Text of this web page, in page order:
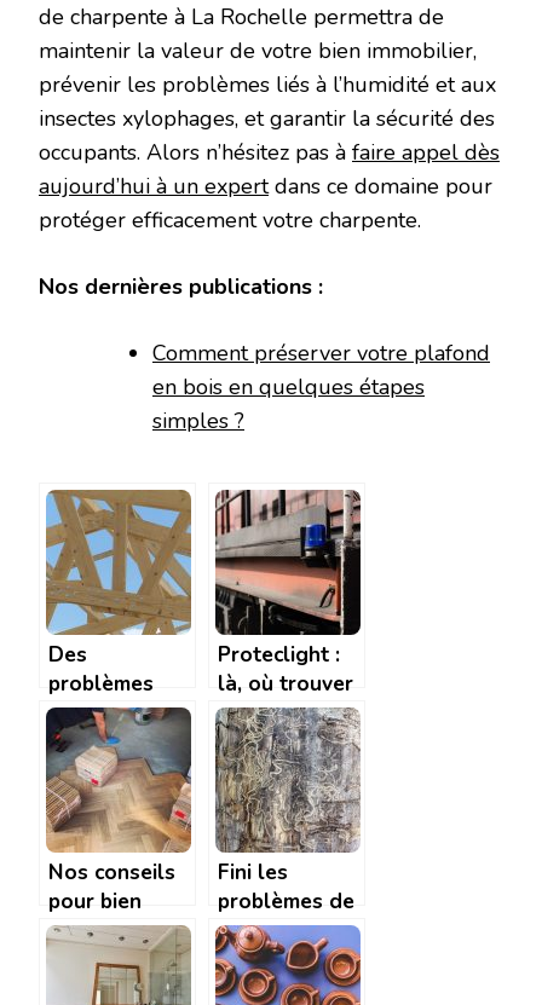
de charpente à La Rochelle permettra de
maintenir la valeur de votre bien immobilier,
prévenir les problèmes liés à l’humidité et aux
insectes xylophages, et garantir la sécurité des
occupants. Alors n’hésitez pas à faire appel dès
aujourd’hui à un expertdans ce domaine pour
protéger efficacement votre charpente.
Nos dernières publications :
Comment préserver votre plafond
en bois en quelques étapes
simples ?
Des
problèmes
avec votre
charpente en
bois ? Faites
appel à
l’ARTISAN
FERNANDEZ
Proteclight :
là, où trouver
tous les
matériels de
signalisation
Nos conseils
pour bien
choisir ses
menuiseries
Fini les
problèmes de
termites qui
rongent le
bois